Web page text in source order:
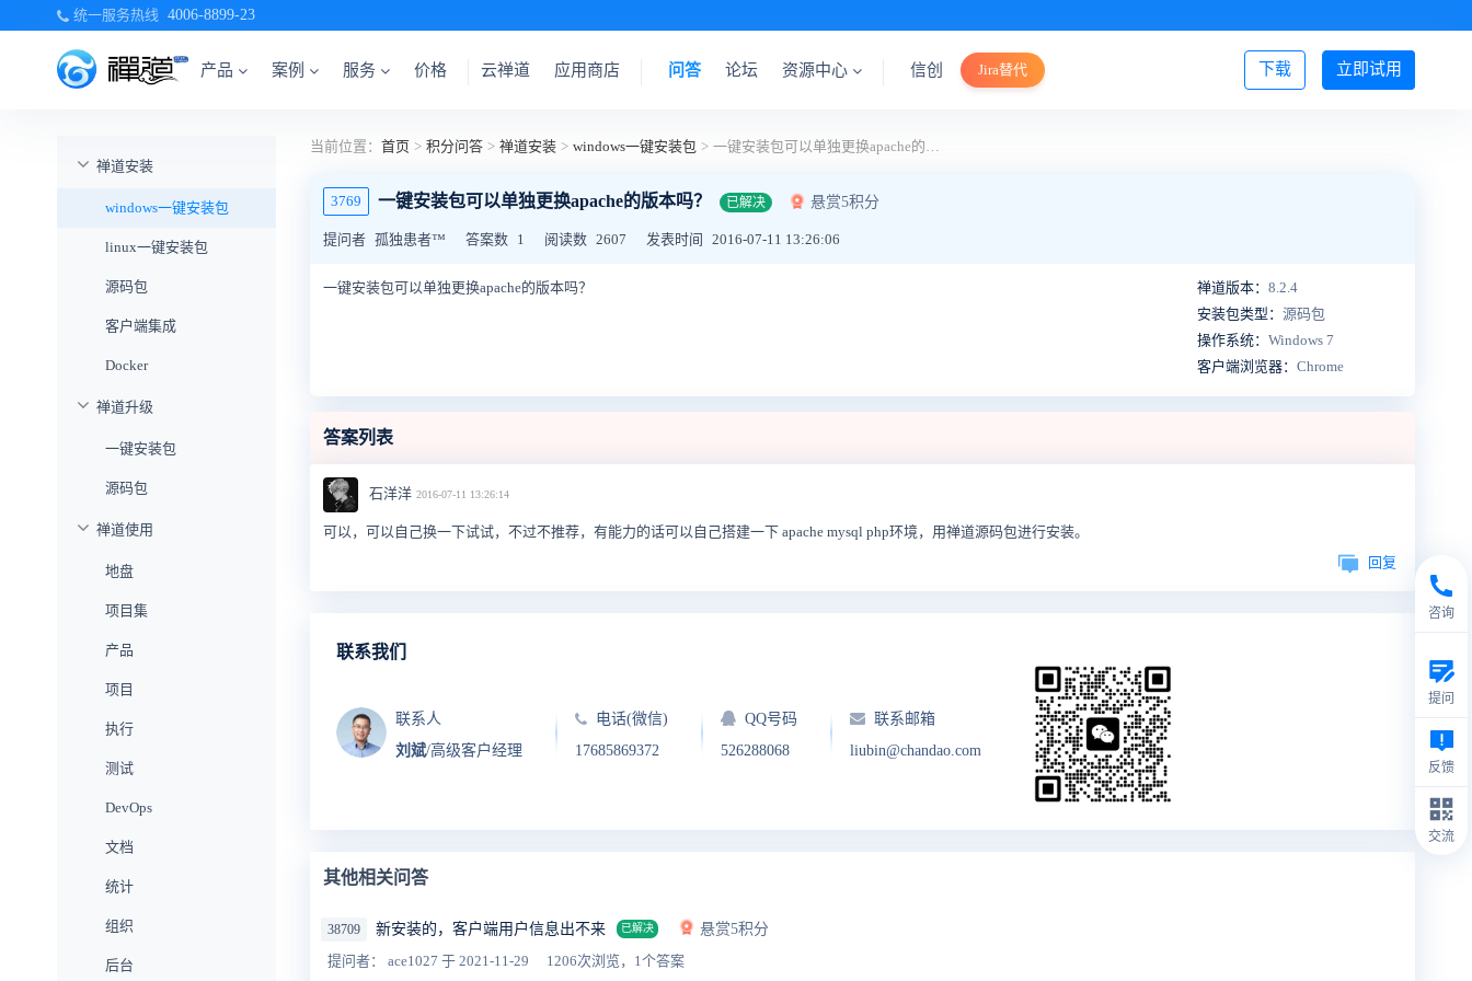
统一服务热线 4006-8899-23
产品 案例 服务 价格 立即试用
下载
云禅道 应用商店 问答 论坛 资源中心 信创 Jira替代 登录/注册
禅道安装
windows一键安装包
linux一键安装包
源码包
客户端集成
Docker
禅道升级
一键安装包
源码包
禅道使用
地盘
项目集
产品
项目
执行
测试
DevOps
文档
统计
组织
后台
当前位置： 首页 > 积分问答 > 禅道安装 > windows一键安装包 > 一键安装包可以单独更换apache的版本吗？
3769 一键安装包可以单独更换apache的版本吗？ 已解决 悬赏5积分
提问者 孤独患者™ 答案数 1 阅读数 2607 发表时间 2016-07-11 13:26:06
一键安装包可以单独更换apache的版本吗？ 禅道版本： 8.2.4
安装包类型： 源码包
操作系统： Windows 7
客户端浏览器： Chrome
答案列表
石洋洋 2016-07-11 13:26:14
可以，可以自己换一下试试，不过不推荐，有能力的话可以自己搭建一下 apache mysql php环境，用禅道源码包进行安装。
回复
联系我们
联系人
刘斌/高级客户经理
电话(微信)
17685869372
QQ号码
526288068
联系邮箱
liubin@chandao.com
其他相关问答
38709 新安装的，客户端用户信息出不来 已解决
悬赏5积分
提问者： ace1027 于 2021-11-29 1206次浏览，1个答案
咨询
提问
反馈
交流